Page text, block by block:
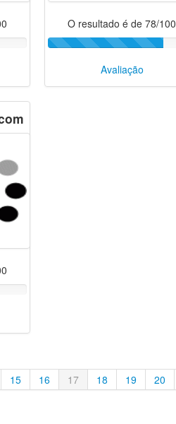
O resultado é de 78/100
Avaliação
15 16 17 18 19 20